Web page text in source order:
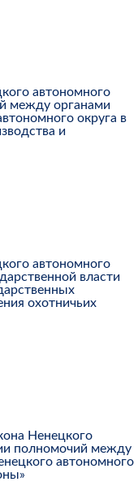
автономного
между органами
округа в
и
автономного
власти
охотничьих
Ненецкого
полномочий между
автономного